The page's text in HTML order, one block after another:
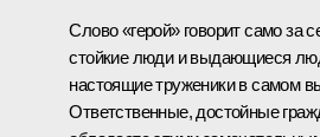
Слово «герой» говорит само за
стойкие люди и выдающиеся
настоящие труженики в самом
Ответственные, достойные